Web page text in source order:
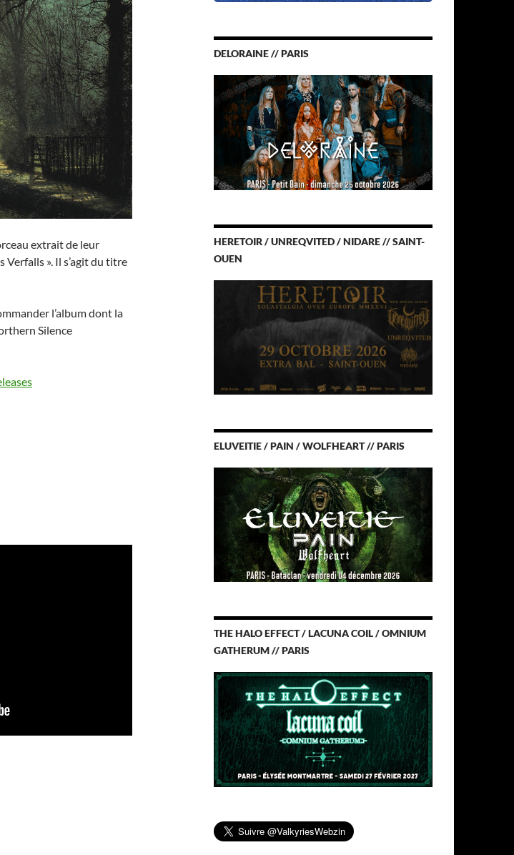
extrait de leur
Verfalls ». Il s’agit du titre
l’album dont la
Silence
DELORAINE // PARIS
HERETOIR / UNREQVITED / NIDARE // SAINT-
OUEN
ELUVEITIE / PAIN / WOLFHEART // PARIS
THE HALO EFFECT / LACUNA COIL / OMNIUM
GATHERUM // PARIS